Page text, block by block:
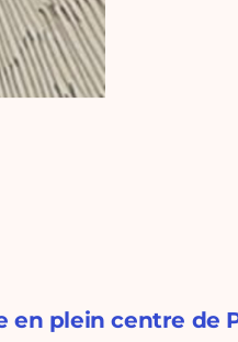
en plein centre de